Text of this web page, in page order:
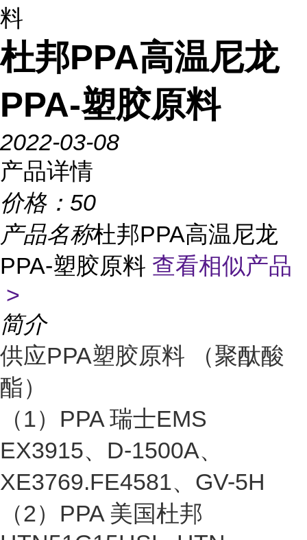
料
杜邦PPA高温尼龙
PPA-塑胶原料
2022-03-08
产品详情
价格： 50
产品名称杜邦PPA高温尼龙
PPA-塑胶原料 查看相似产品
>
简介
供应PPA塑胶原料 （聚酞酸
酯）
（1）PPA 瑞士EMS
EX3915、D-1500A、
XE3769.FE4581、GV-5H
（2）PPA 美国杜邦